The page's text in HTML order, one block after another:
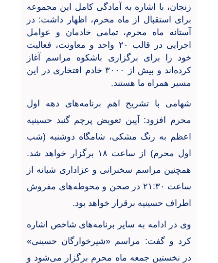
زنجان، با اشاره به آمادگی کامل این مجموعه
برای استقبال از ماه محرم، اظهار داشت: در
آستانه ماه محرم، تمامی خادمان و عوامل
اجرایی در قالب ۲۰ واحد و معاونت، فعالیت
خود را برای برگزاری باشکوه مراسم آغاز
کرده‌اند و بیش از ۳۰۰۰ خادم افتخاری در این
مسیر همراه ما هستند.
شهامی با تشریح اهم برنامه‌های دهه اول
محرم افزود: آیین تعویض پرچم گنبد حسینیه
اعظم به رنگ مشکی، شامگاه دوشنبه (شب
اول محرم) از ساعت ۱۸ برگزار خواهد شد.
همچنین مراسم سخنرانی و عزاداری شبانه از
ساعت ۲۱:۳۰ در صحن و محوطه‌های مفروش
اطراف حسینیه برقرار خواهد بود.
وی در ادامه به سایر برنامه‌های شاخص اشاره
کرد و گفت: مراسم «شیرخوارگان حسینی»
در نخستین جمعه ماه محرم برگزار می‌شود و